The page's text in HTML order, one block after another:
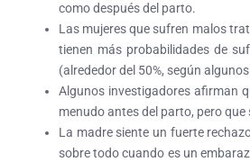
como después del parto.
Las mujeres que sufren malos
tienen más probabilidades de
(alrededor del 50%, según
Algunos investigadores afirman
menudo antes del parto, pero que
La madre siente un fuerte
sobre todo cuando es un